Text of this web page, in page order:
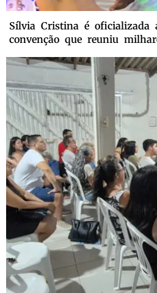
Sílvia Cristina é oficializada
convenção que reuniu